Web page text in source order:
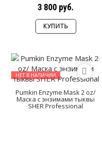
3 800 руб.
КУПИТЬ
НЕТ В НАЛИЧИИ
Pumkin Enzyme Mask 2 oz/
Маска с энзимами тыквы
SHER Professional